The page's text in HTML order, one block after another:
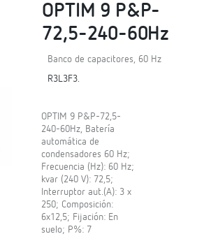
OPTIM 9 P&P-
72,5-240-60Hz
Banco de capacitores, 60 Hz
R3L3F3.
OPTIM 9 P&P-72,5-
240-60Hz, Batería
automática de
condensadores 60 Hz;
Frecuencia (Hz): 60 Hz;
kvar (240 V): 72,5;
Interruptor aut.(A): 3 x
250; Composición:
6x12,5; Fijación: En
suelo; P%: 7